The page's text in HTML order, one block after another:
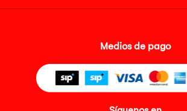
Medios de pago